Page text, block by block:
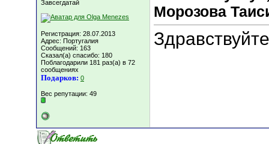
Завсегдатай
Регистрация: 28.07.2013
Адрес: Португалия
Сообщений: 163
Сказал(а) спасибо: 180
Поблагодарили 181 раз(а) в 72
сообщениях
Подарков: 0
Вес репутации: 49
Морозова